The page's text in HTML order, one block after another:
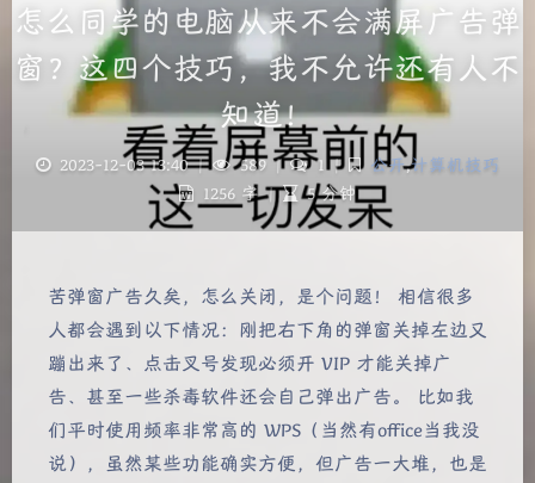
怎么同学的电脑从来不会满屏广告弹
窗？这四个技巧，我不允许还有人不
知道！
2023-12-03 13:40 | 589 | 1 | 公开,计算机技巧
1256 字 | 5 分钟
苦弹窗广告久矣，怎么关闭，是个问题！ 相信很多
人都会遇到以下情况：刚把右下角的弹窗关掉左边又
蹦出来了、点击叉号发现必须开 VIP 才能关掉广
告、甚至一些杀毒软件还会自己弹出广告。 比如我
们平时使用频率非常高的 WPS（当然有office当我没
说），虽然某些功能确实方便，但广告一大堆，也是